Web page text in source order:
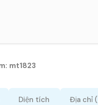
mt1823
Diện tích
Địa chỉ